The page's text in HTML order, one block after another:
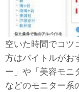
空いた時間でコツ
方はバイトルがお
ー」や「美容モニ
などのモニター系